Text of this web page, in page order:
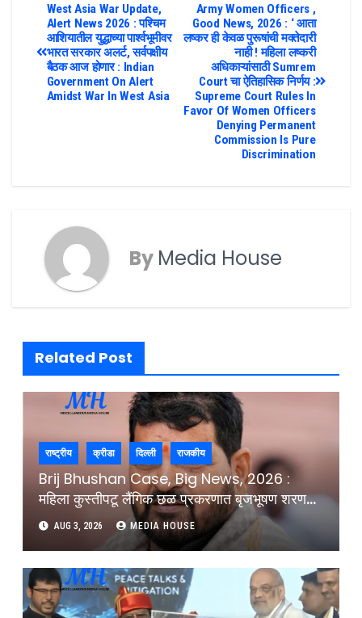
Army Women Officers ,
Good News, 2026 : ‘ आता
लष्कर ही केवळ पुरूषांची मक्तेदारी
नाही ! महिला लष्करी
अधिकाऱ्यांसाठी Sumrem
Court चा ऐतिहासिक निर्णय :
Supreme Court Rules In
Favor Of Women Officers
Denying Permanent
Commission Is Pure
Discrimination
West Asia War Update,
Alert News 2026 : पश्चिम
आशियातील युद्धाच्या पार्श्वभूमीवर
भारत सरकार अलर्ट, सर्वपक्षीय
बैठक आज होणार : Indian
Government On Alert
Amidst War In West Asia
By Media House
Related Post
राष्ट्रीय क्रीडा दिल्ली राजकीय
Brij Bhushan Case, Big News, 2026 :
महिला कुस्तीपटू लैंगिक छळ प्रकरणात बृजभूषण शरण
सिंह निर्दोष, दिल्ली न्यायालयाचा निर्णय : Brij
Bhushan Sharan Singh Acquitted In
Case Delhi Court
AUG 3, 2026 MEDIA HOUSE